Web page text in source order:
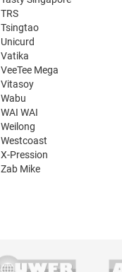
TRS
Tsingtao
Unicurd
Vatika
VeeTee Mega
Vitasoy
Wabu
WAI WAI
Weilong
Westcoast
X-Pression
Zab Mike